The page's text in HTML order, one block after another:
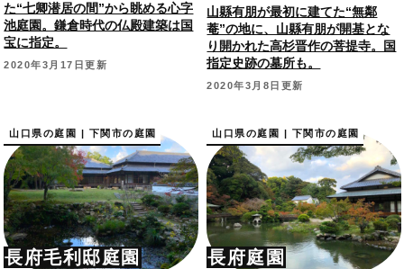
た“七卿潜居の間”から眺める心字
池庭園。鎌倉時代の仏殿建築は国
宝に指定。
2020年3月17日更新
山縣有朋が最初に建てた“無鄰
菴”の地に、山縣有朋が開基とな
り開かれた高杉晋作の菩提寺。国
指定史跡の墓所も。
2020年3月8日更新
山口県の庭園 | 下関市の庭園
長府毛利邸庭園
山口県の庭園 | 下関市の庭園
長府庭園